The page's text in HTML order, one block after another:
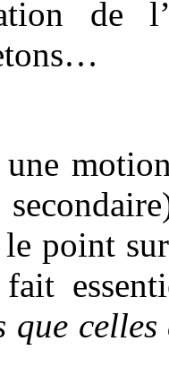
de
point
fait
que